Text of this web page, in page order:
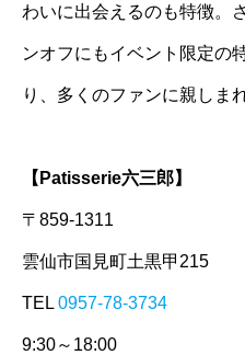
わいに出会えるのも特徴。
ンオフにもイベント限定の
り、多くのファンに親しま
【Patisserie六三郎】
〒859-1311
雲仙市国見町土黒甲215
TEL 0957-78-3734
9:30～18:00